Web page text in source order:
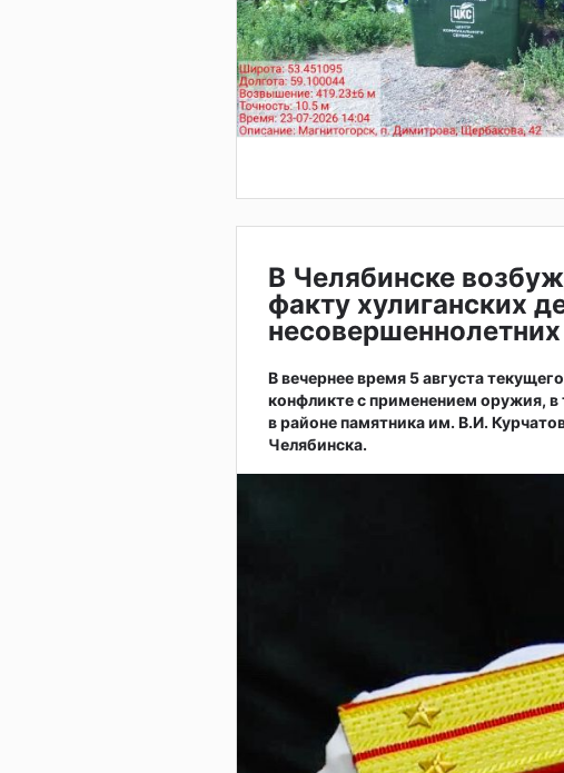
В Челябинске
факту хулиганских
несовершеннолетних
В вечернее время 5 августа
конфликте с применением оружия, в
в районе памятника им. В.И.
Челябинска.